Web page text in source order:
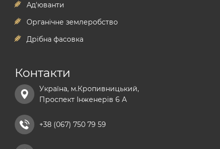
стимулятори росту рослин
комплексні мінеральні добрива купити
сульфат магнію добриво
хелатні добрива
добриво універсальне
рідкі азотні добрива
гербіцид на ріпак
гербіциди басф
гербіциди байєр
Ад'юванти
Органічне землеробство
Дрібна фасовка
Контакти
Україна, м.Кропивницький,
Проспект Інженерів 6 А
+38 (067) 750 79 59